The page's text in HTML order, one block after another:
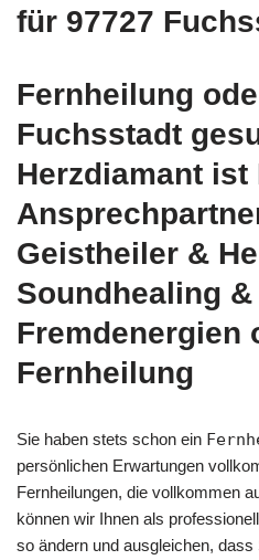
für 97727
Fernheilung
Fuchsstadt
Herzdiamant ist
Geistheiler &
Soundhealing &
Fremdenergien
Fernheilung
Sie haben stets schon ein
persönlichen Erwartungen
Fernheilungen, die vollkommen
können wir Ihnen als
so ändern und ausgleichen,